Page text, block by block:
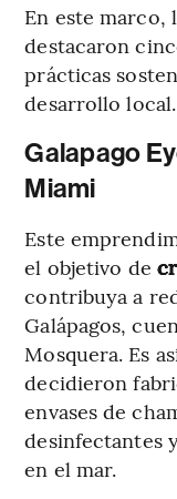
En este
destacaron
prácticas
desarrollo local.
Galapago
Miami
Este
el objetivo de
contribuya a
Galápagos,
Mosquera. Es
decidieron
envases de
desinfectantes
en el mar.